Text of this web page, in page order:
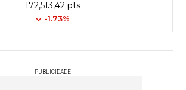
172,513,42 pts
-1.73%
PUBLICIDADE